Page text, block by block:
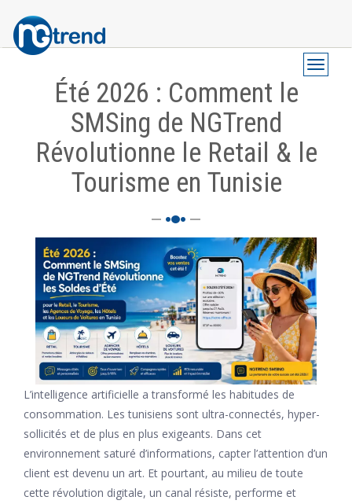
Navigation
principale
Toggle
Été 2026 : Comment le
SMSing de NGTrend
Révolutionne le Retail & le
Tourisme en Tunisie
L’intelligence artificielle a transformé les habitudes de
consommation. Les tunisiens sont ultra-connectés, hyper-
sollicités et de plus en plus exigeants. Dans cet
environnement saturé d’informations, capter l’attention d’un
client est devenu un art. Et pourtant, au milieu de toute
cette révolution digitale, un canal résiste, performe et